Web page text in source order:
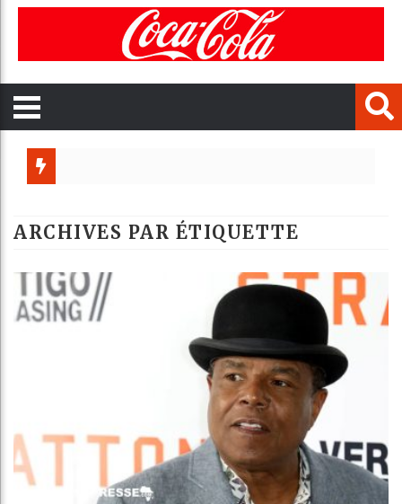
ARCHIVES PAR ÉTIQUETTE